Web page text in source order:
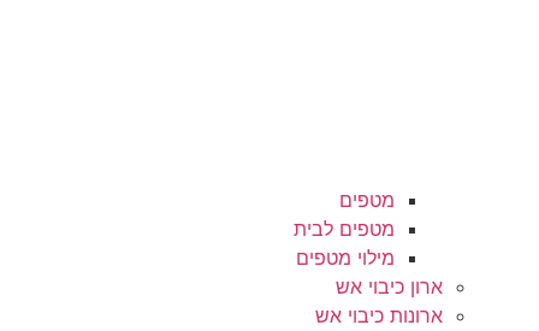
מטפים
מטפים לבית
מילוי מטפים
ארון כיבוי אש
ארונות כיבוי אש